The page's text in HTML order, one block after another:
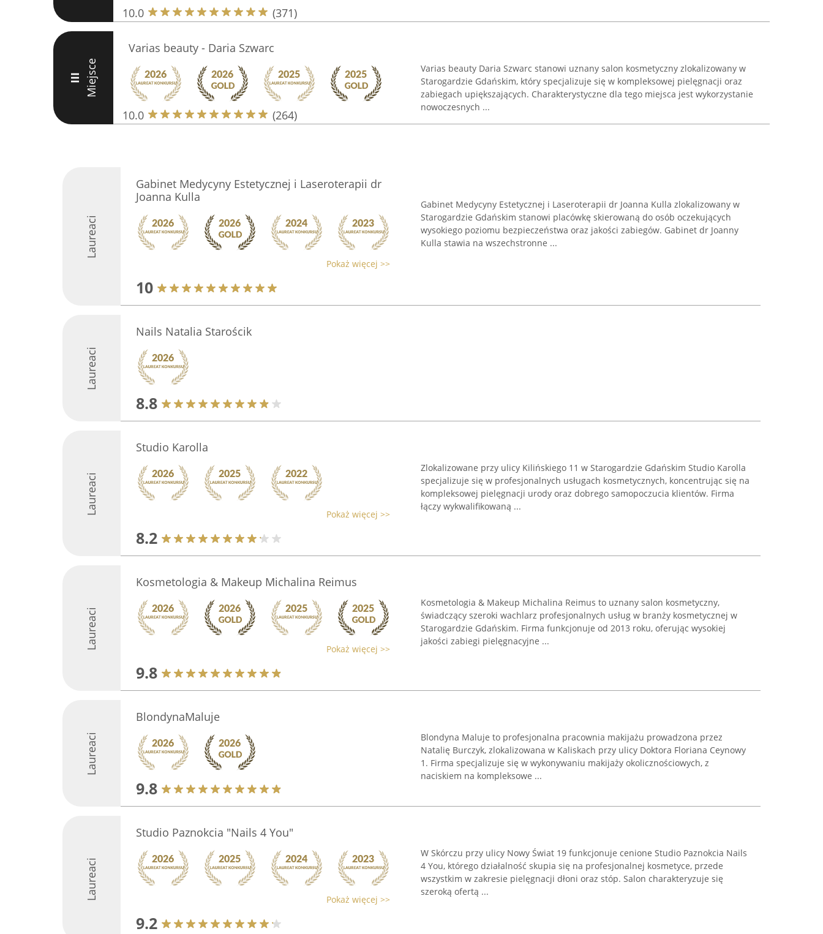
10.0 (371)
III Miejsce
Varias beauty - Daria Szwarc
10.0 (264)
Varias beauty Daria Szwarc stanowi uznany salon kosmetyczny zlokalizowany w
Starogardzie Gdańskim, który specjalizuje się w kompleksowej pielęgnacji oraz
zabiegach upiększających. Charakterystyczne dla tego miejsca jest wykorzystanie
nowoczesnych ...
Laureaci
Gabinet Medycyny Estetycznej i Laseroterapii dr
Joanna Kulla
Pokaż więcej >>
10
Gabinet Medycyny Estetycznej i Laseroterapii dr Joanna Kulla zlokalizowany w
Starogardzie Gdańskim stanowi placówkę skierowaną do osób oczekujących
wysokiego poziomu bezpieczeństwa oraz jakości zabiegów. Gabinet dr Joanny
Kulla stawia na wszechstronne ...
Laureaci
Nails Natalia Starościk
8.8
Laureaci
Studio Karolla
Pokaż więcej >>
8.2
Zlokalizowane przy ulicy Kilińskiego 11 w Starogardzie Gdańskim Studio Karolla
specjalizuje się w profesjonalnych usługach kosmetycznych, koncentrując się na
kompleksowej pielęgnacji urody oraz dobrego samopoczucia klientów. Firma
łączy wykwalifikowaną ...
Laureaci
Kosmetologia & Makeup Michalina Reimus
Pokaż więcej >>
9.8
Kosmetologia & Makeup Michalina Reimus to uznany salon kosmetyczny,
świadczący szeroki wachlarz profesjonalnych usług w branży kosmetycznej w
Starogardzie Gdańskim. Firma funkcjonuje od 2013 roku, oferując wysokiej
jakości zabiegi pielęgnacyjne ...
Laureaci
BlondynaMaluje
9.8
Blondyna Maluje to profesjonalna pracownia makijażu prowadzona przez
Natalię Burczyk, zlokalizowana w Kaliskach przy ulicy Doktora Floriana Ceynowy
1. Firma specjalizuje się w wykonywaniu makijaży okolicznościowych, z
naciskiem na kompleksowe ...
Laureaci
Studio Paznokcia "Nails 4 You"
Pokaż więcej >>
9.2
W Skórczu przy ulicy Nowy Świat 19 funkcjonuje cenione Studio Paznokcia Nails
4 You, którego działalność skupia się na profesjonalnej kosmetyce, przede
wszystkim w zakresie pielęgnacji dłoni oraz stóp. Salon charakteryzuje się
szeroką ofertą ...